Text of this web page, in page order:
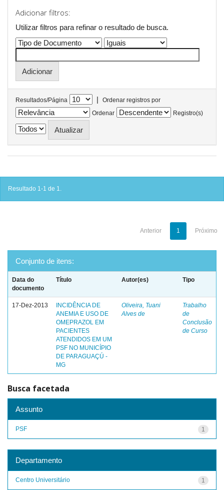
Adicionar filtros:
Utilizar filtros para refinar o resultado de busca.
Resultados/Página |
Ordenar registros por
Ordenar
Registro(s)
Resultado 1-1 de 1.
Anterior 1 Próximo
Conjunto de itens:
Data do
documento
Título Autor(es) Tipo
17-Dez-2013
INCIDÊNCIA DE
ANEMIA E USO DE
OMEPRAZOL EM
PACIENTES
ATENDIDOS EM UM
PSF NO MUNICÍPIO
DE PARAGUAÇÚ -
MG
Oliveira, Tuani
Alves de
Trabalho
de
Conclusão
de Curso
Busca facetada
Assunto
1
PSF
Departamento
1
Centro Universitário